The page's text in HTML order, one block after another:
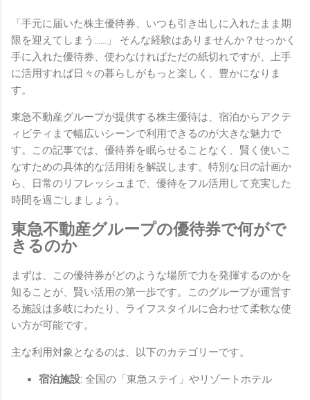
「手元に届いた株主優待券、いつも引き出しに入れたまま期
限を迎えてしまう……」 そんな経験はありませんか？せっかく
手に入れた優待券、使わなければただの紙切れですが、上手
に活用すれば日々の暮らしがもっと楽しく、豊かになりま
す。
東急不動産グループが提供する株主優待は、宿泊からアクテ
ィビティまで幅広いシーンで利用できるのが大きな魅力で
す。この記事では、優待券を眠らせることなく、賢く使いこ
なすための具体的な活用術を解説します。特別な日の計画か
ら、日常のリフレッシュまで、優待をフル活用して充実した
時間を過ごしましょう。
東急不動産グループの優待券で何がで
きるのか
まずは、この優待券がどのような場所で力を発揮するのかを
知ることが、賢い活用の第一歩です。このグループが運営す
る施設は多岐にわたり、ライフスタイルに合わせて柔軟な使
い方が可能です。
主な利用対象となるのは、以下のカテゴリーです。
宿泊施設: 全国の「東急ステイ」やリゾートホテル